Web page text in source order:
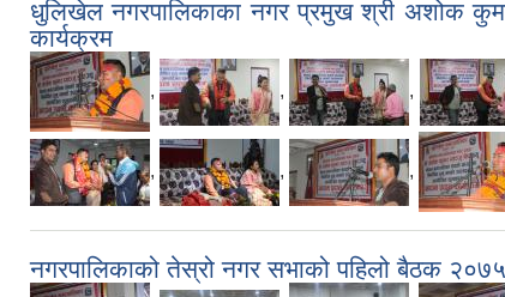
धुलिखेल नगरपालिकाका नगर प्रमुख श्री अशोक
कार्यक्रम
, , ,
, , ,
नगरपालिकाको तेस्रो नगर सभाको पहिलो बैठक